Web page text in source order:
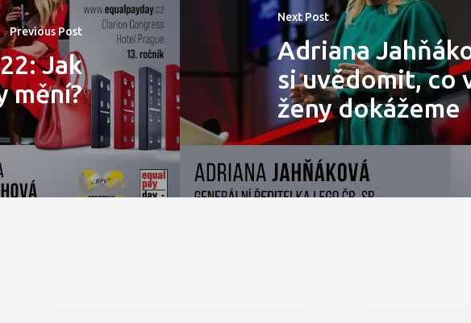
Previous Post
Jak
mění?
Next Post
Adriana
si uvědomit, co
ženy dokážeme